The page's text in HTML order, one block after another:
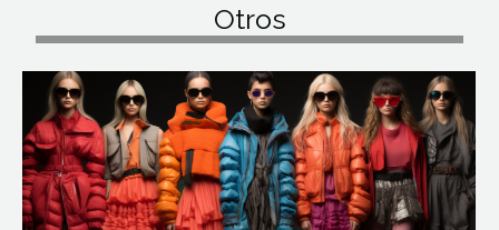
Otros